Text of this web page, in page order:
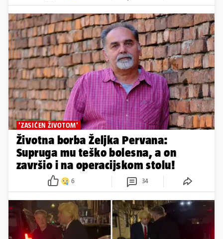
'ZASIĆEN ŽIVOTOM'
Životna borba Željka Pervana:
Supruga mu teško bolesna, a on
završio i na operacijskom stolu!
6 34